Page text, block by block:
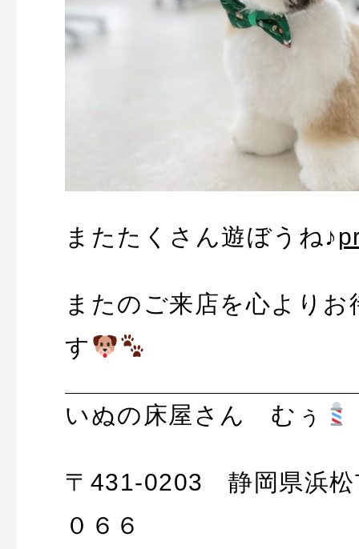
またたくさん遊ぼうね♪
またのご来店を心より
す
いぬの床屋さん むぅ
〒431-0203 静岡県浜松
０６６